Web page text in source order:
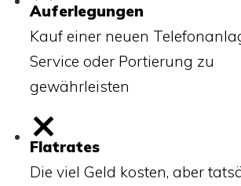
Auferlegungen
Kauf einer neuen
Service oder Portierung zu
gewährleisten
Flatrates
Die viel Geld kosten, aber